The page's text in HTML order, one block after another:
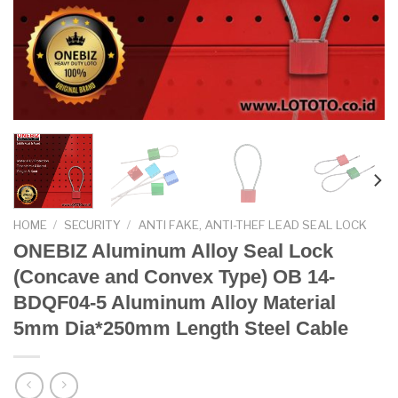
HOME / SECURITY / ANTI FAKE, ANTI-THEF LEAD SEAL LOCK
ONEBIZ Aluminum Alloy Seal Lock
(Concave and Convex Type) OB 14-
BDQF04-5 Aluminum Alloy Material
5mm Dia*250mm Length Steel Cable